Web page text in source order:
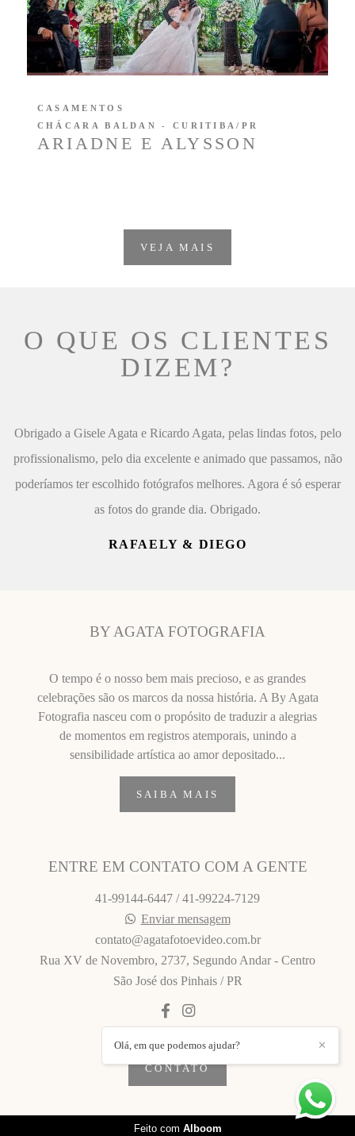
ARIADNE E ALYSSON
CASAMENTOS
CHÁCARA BALDAN - CURITIBA/PR
VEJA MAIS
O QUE OS CLIENTES
DIZEM?
Obrigado a Gisele Agata e Ricardo Agata, pelas lindas fotos, pelo
profissionalismo, pelo dia excelente e animado que passamos, não
poderíamos ter escolhido fotógrafos melhores. Agora é só esperar
as fotos do grande dia. Obrigado.
RAFAELY & DIEGO
BY AGATA FOTOGRAFIA
O tempo é o nosso bem mais precioso, e as grandes
celebrações são os marcos da nossa história. A By Agata
Fotografia nasceu com o propósito de traduzir a alegrias
de momentos em registros atemporais, unindo a
sensibilidade artística ao amor depositado...
SAIBA MAIS
ENTRE EM CONTATO COM A GENTE
41-99144-6447 / 41-99224-7129
Enviar mensagem
contato@agatafotoevideo.com.br
Rua XV de Novembro, 2737, Segundo Andar - Centro
São José dos Pinhais / PR
CONTATO
✕
Olá, em que podemos ajudar?
Feito com Alboom